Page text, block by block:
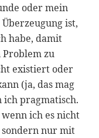
oder mein
ist,
habe, damit
zu
existiert oder
(ja, das mag
pragmatisch.
ich es nicht
nur mit